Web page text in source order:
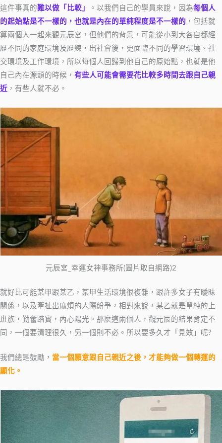
這件事真的難以做「比較」 。以我們自己的學員來說，因為每個人
的起始點是不一樣的，也就是內在的單純程度是不一樣的 ，包括就
算兩個人一起來觀元辰宮，但他們的背景，可能從小到大各自都經
歷不同的家庭環境及歷練，出社會後，更面臨不同的學習環境、社
交環境及工作環境，所以每個人回歸到他自己的原始點，也就是他
自己內在源頭的時候， 有些人可能會需要花比較多時間去跟自己親
近 ，有些人就不必。
元辰宮_幸運女神事務所(圖片取自網路)2
就好比可能某甲跟某乙，某甲生活環境很複雜，跟許多女子有曖昧
關係，以及牽扯出麻煩的人際紛爭，相對來說，某乙就是單純的上
班族，勤奮踏實，內心陽光。那麼這兩個人，觀元辰的結果肯定不
同，一個要清理很久，另一個則不必。所以要多久才「見效」呢?
我們總是鼓勵， 當一個願意跟自己親近之後，才能夠做一個轉運的
顯化。